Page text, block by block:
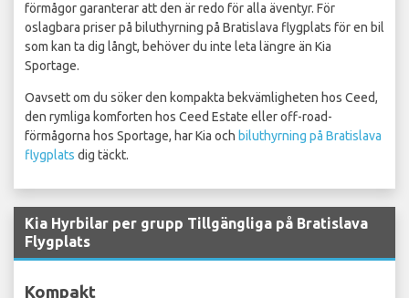
förmågor garanterar att den är redo för alla äventyr. För
oslagbara priser på biluthyrning på Bratislava flygplats för en bil
som kan ta dig långt, behöver du inte leta längre än Kia
Sportage.
Oavsett om du söker den kompakta bekvämligheten hos Ceed,
den rymliga komforten hos Ceed Estate eller off-road-
förmågorna hos Sportage, har Kia och biluthyrning på Bratislava
flygplats dig täckt.
Kia Hyrbilar per grupp Tillgängliga på Bratislava
Flygplats
Kompakt